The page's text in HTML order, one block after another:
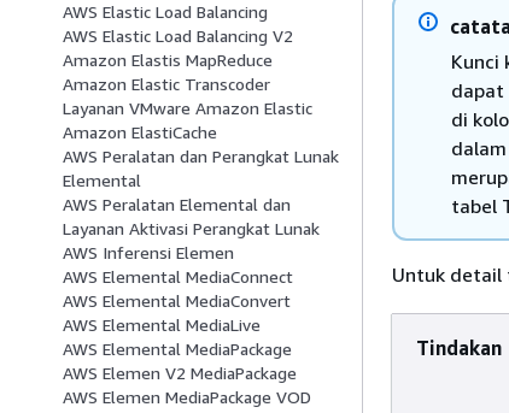
AWS Elastic Load Balancing
AWS Elastic Load Balancing V2
Amazon Elastis MapReduce
Amazon Elastic Transcoder
Layanan VMware Amazon Elastic
Amazon ElastiCache
AWS Peralatan dan Perangkat Lunak
Elemental
AWS Peralatan Elemental dan
Layanan Aktivasi Perangkat Lunak
AWS Inferensi Elemen
AWS Elemental MediaConnect
AWS Elemental MediaConvert
AWS Elemental MediaLive
AWS Elemental MediaPackage
AWS Elemen V2 MediaPackage
AWS Elemen MediaPackage VOD
Kunci
dapat
di
tabel
Untuk detail
Tindakan